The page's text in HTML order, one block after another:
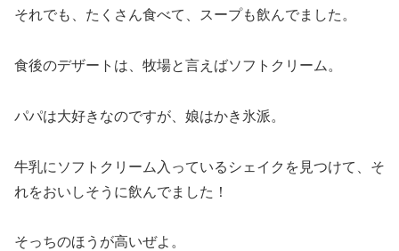
それでも、たくさん食べて、スープも飲んでました。
食後のデザートは、牧場と言えばソフトクリーム。
パパは大好きなのですが、娘はかき氷派。
牛乳にソフトクリーム入っているシェイクを見つけて、そ
れをおいしそうに飲んでました！
そっちのほうが高いぜよ。